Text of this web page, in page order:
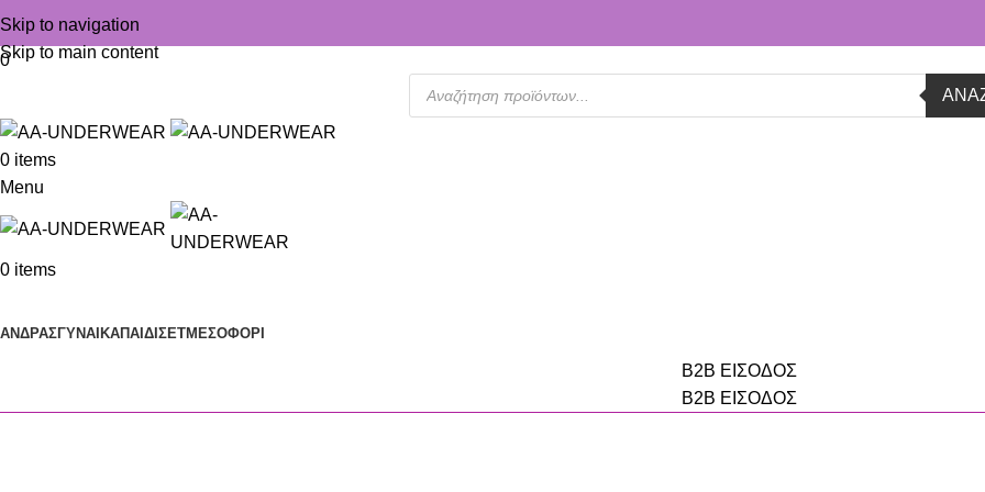
Skip to navigation
Skip to main content
0
0 items
Menu
0 items
ΑΝΔΡΑΣΓΥΝΑΙΚΑΠΑΙΔΙ ΣΕΤΜΕΣΟΦΟΡΙ
B2B ΕΙΣΟΔΟΣ
B2B ΕΙΣΟΔΟΣ